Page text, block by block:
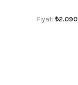
En
En
Fiyat: ₺2.090